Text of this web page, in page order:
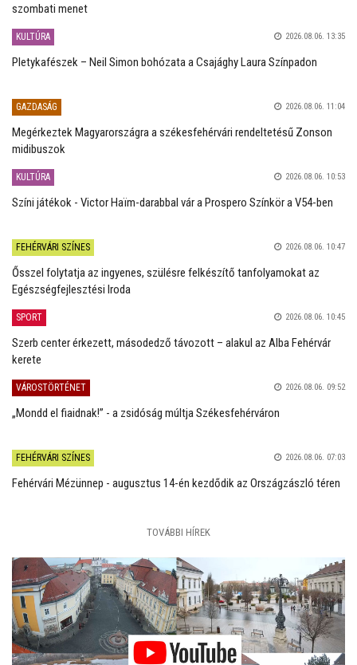
szombati menet
KULTÚRA 2026.08.06. 13:35
Pletykafészek – Neil Simon bohózata a Csajághy Laura Színpadon
GAZDASÁG 2026.08.06. 11:04
Megérkeztek Magyarországra a székesfehérvári rendeltetésű Zonson
midibuszok
KULTÚRA 2026.08.06. 10:53
Színi játékok - Victor Haïm-darabbal vár a Prospero Színkör a V54-ben
FEHÉRVÁRI SZÍNES 2026.08.06. 10:47
Ősszel folytatja az ingyenes, szülésre felkészítő tanfolyamokat az
Egészségfejlesztési Iroda
SPORT 2026.08.06. 10:45
Szerb center érkezett, másodedző távozott – alakul az Alba Fehérvár
kerete
VÁROSTÖRTÉNET 2026.08.06. 09:52
„Mondd el fiaidnak!” - a zsidóság múltja Székesfehérváron
FEHÉRVÁRI SZÍNES 2026.08.06. 07:03
Fehérvári Mézünnep - augusztus 14-én kezdődik az Országzászló téren
TOVÁBBI HÍREK